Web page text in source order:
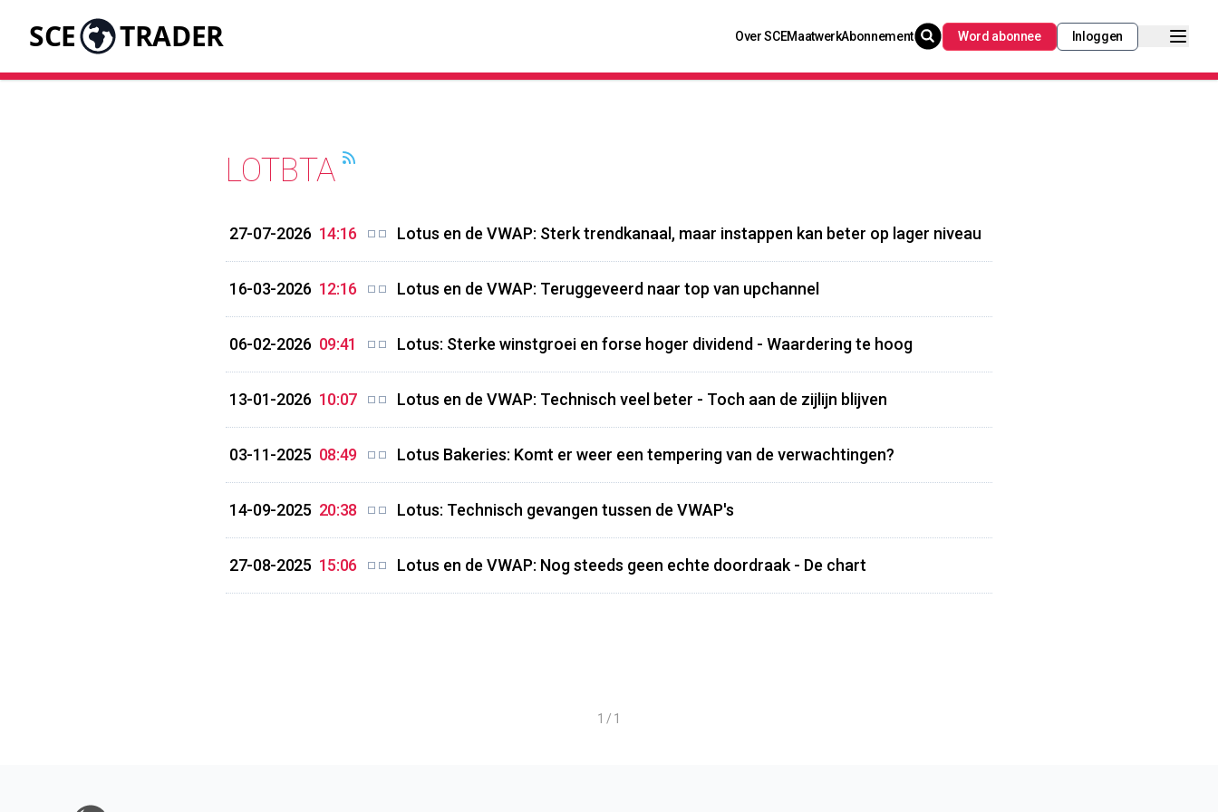
SCE TRADER Over SCEMaatwerkAbonnement Word abonnee Inloggen
LOTBTA
27-07-2026 14:16 Lotus en de VWAP: Sterk trendkanaal, maar instappen kan beter op lager niveau
16-03-2026 12:16 Lotus en de VWAP: Teruggeveerd naar top van upchannel
06-02-2026 09:41 Lotus: Sterke winstgroei en forse hoger dividend - Waardering te hoog
13-01-2026 10:07 Lotus en de VWAP: Technisch veel beter - Toch aan de zijlijn blijven
03-11-2025 08:49 Lotus Bakeries: Komt er weer een tempering van de verwachtingen?
14-09-2025 20:38 Lotus: Technisch gevangen tussen de VWAP's
27-08-2025 15:06 Lotus en de VWAP: Nog steeds geen echte doordraak - De chart
1 / 1